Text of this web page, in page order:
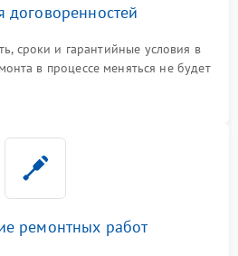
договоренностей
сроки и гарантийные условия в
в процессе меняться не будет
ремонтных работ